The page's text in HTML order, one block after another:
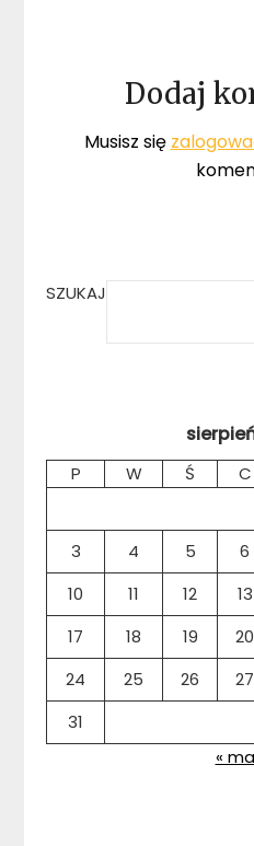
Dodaj
Musisz się
SZUKAJ
P W Ś C
3
4 5 6
10
11 12 13
17
18 19 20
24
25 26 27
31
«